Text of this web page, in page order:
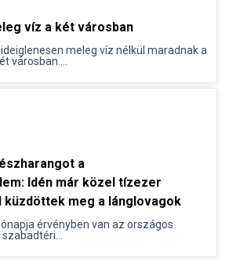
víz a két városban
meleg víz nélkül maradnak a
városban....
a
Idén már közel tízezer
meg a lánglovagok
érvényben van az országos